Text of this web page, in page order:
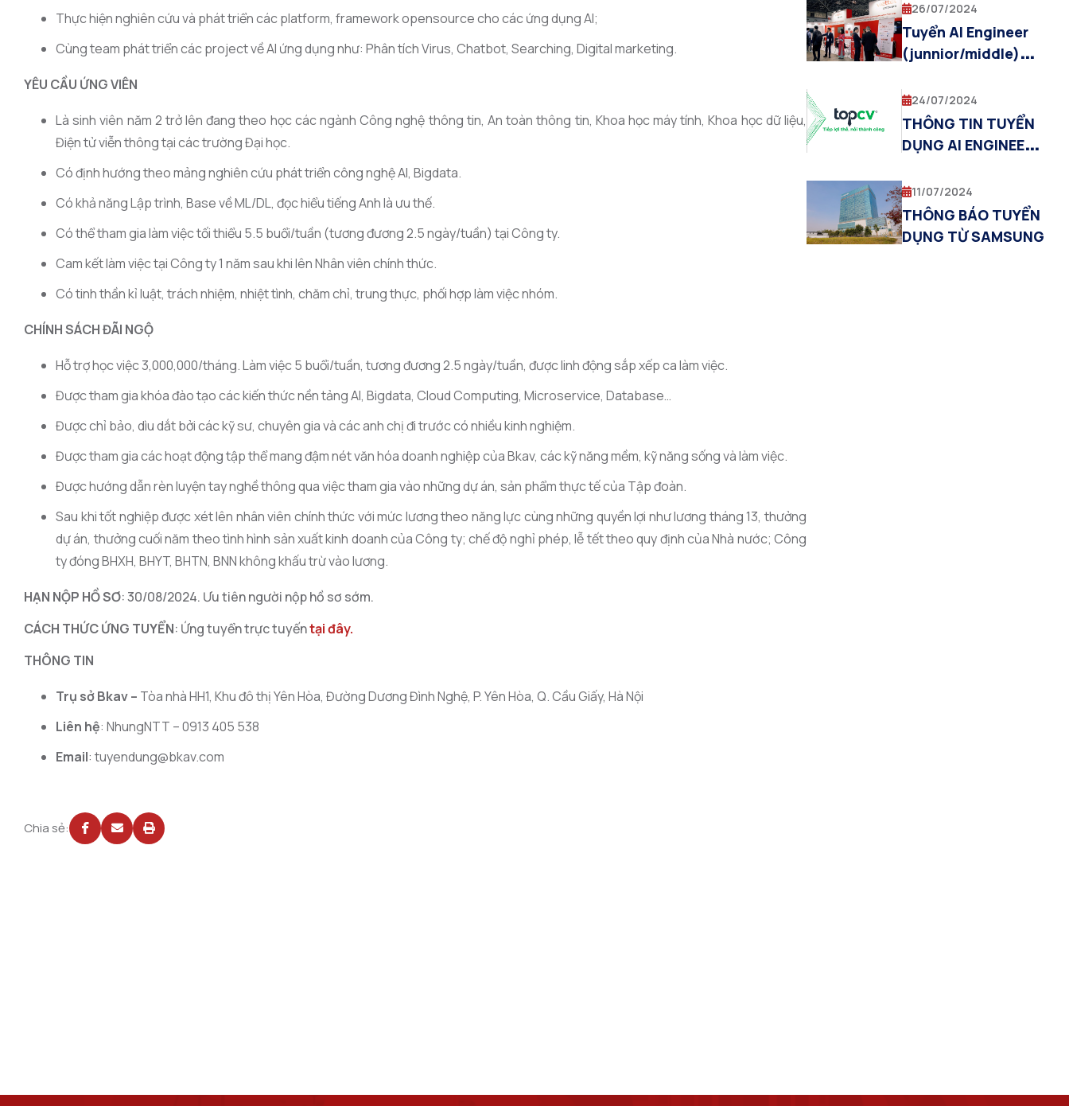
Thực hiện nghiên cứu và phát triển các platform, framework opensource cho các ứng dụng AI;
Cùng team phát triển các project về AI ứng dụng như: Phân tích Virus, Chatbot, Searching, Digital marketing.
YÊU CẦU ỨNG VIÊN
Là sinh viên năm 2 trở lên đang theo học các ngành Công nghệ thông tin, An toàn thông tin, Khoa học máy tính, Khoa học dữ liệu,
Điện tử viễn thông tại các trường Đại học.
Có định hướng theo mảng nghiên cứu phát triển công nghệ AI, Bigdata.
Có khả năng Lập trình, Base về ML/DL, đọc hiểu tiếng Anh là ưu thế.
Có thể tham gia làm việc tối thiểu 5.5 buổi/tuần (tương đương 2.5 ngày/tuần) tại Công ty.
Cam kết làm việc tại Công ty 1 năm sau khi lên Nhân viên chính thức.
Có tinh thần kỉ luật, trách nhiệm, nhiệt tình, chăm chỉ, trung thực, phối hợp làm việc nhóm.
CHÍNH SÁCH ĐÃI NGỘ
Hỗ trợ học việc 3,000,000/tháng. Làm việc 5 buổi/tuần, tương đương 2.5 ngày/tuần, được linh động sắp xếp ca làm việc.
Được tham gia khóa đào tạo các kiến thức nền tảng AI, Bigdata, Cloud Computing, Microservice, Database…
Được chỉ bảo, dìu dắt bởi các kỹ sư, chuyên gia và các anh chị đi trước có nhiều kinh nghiệm.
Được tham gia các hoạt động tập thể mang đậm nét văn hóa doanh nghiệp của Bkav, các kỹ năng mềm, kỹ năng sống và làm việc.
Được hướng dẫn rèn luyện tay nghề thông qua việc tham gia vào những dự án, sản phẩm thực tế của Tập đoàn.
Sau khi tốt nghiệp được xét lên nhân viên chính thức với mức lương theo năng lực cùng những quyền lợi như lương tháng 13, thưởng
dự án, thưởng cuối năm theo tình hình sản xuất kinh doanh của Công ty; chế độ nghỉ phép, lễ tết theo quy định của Nhà nước; Công
ty đóng BHXH, BHYT, BHTN, BNN không khấu trừ vào lương.
HẠN NỘP HỒ SƠ: 30/08/2024. Ưu tiên người nộp hồ sơ sớm.
CÁCH THỨC ỨNG TUYỂN: Ứng tuyển trực tuyếntại đây.
THÔNG TIN
Trụ sở Bkav – Tòa nhà HH1, Khu đô thị Yên Hòa, Đường Dương Đình Nghệ, P. Yên Hòa, Q. Cầu Giấy, Hà Nội
Liên hệ: NhungNTT – 0913 405 538
Email: tuyendung@bkav.com
Chia sẻ:
26/07/2024
Tuyển AI Engineer
(junnior/middle)
Software
24/07/2024
THÔNG TIN TUYỂN
DỤNG AI ENGINEER
11/07/2024
THÔNG BÁO TUYỂN
DỤNG TỪ SAMSUNG